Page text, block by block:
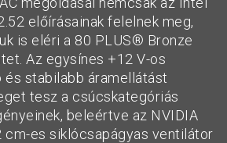
előírásainak felelnek meg,
is eléri a 80 PLUS® Bronze
Az egysínes +12 V-os
és stabilabb áramellátást
tesz a csúcskategóriás
beleértve az NVIDIA
cm-es siklócsapágyas ventilátor